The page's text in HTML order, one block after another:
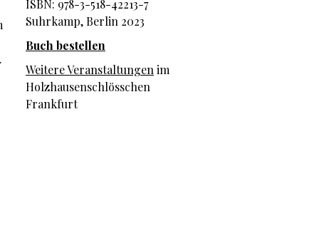
ISBN: 978-3-518-42213-7
Suhrkamp, Berlin 2023
Buch bestellen
Weitere Veranstaltungenim
Holzhausenschlösschen
Frankfurt